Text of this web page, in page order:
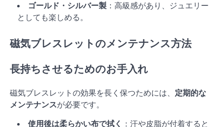
ゴールド・シルバー製 ：高級感があり、ジュエリー
としても楽しめる。
磁気ブレスレットのメンテナンス方法
長持ちさせるためのお手入れ
磁気ブレスレットの効果を長く保つためには、 定期的な
メンテナンスが必要です。
使用後は柔らかい布で拭く ：汗や皮脂が付着すると